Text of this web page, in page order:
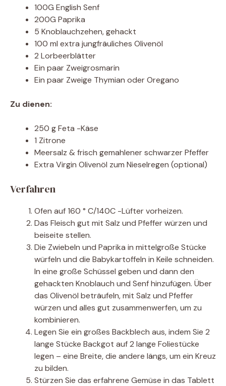
100G English Senf
200G Paprika
5 Knoblauchzehen, gehackt
100 ml extra jungfräuliches Olivenöl
2 Lorbeerblätter
Ein paar Zweigrosmarin
Ein paar Zweige Thymian oder Oregano
Zu dienen:
250 g Feta -Käse
1 Zitrone
Meersalz & frisch gemahlener schwarzer Pfeffer
Extra Virgin Olivenöl zum Nieselregen (optional)
Verfahren
Ofen auf 160 ° C/140C -Lüfter vorheizen.
Das Fleisch gut mit Salz und Pfeffer würzen und
beiseite stellen.
Die Zwiebeln und Paprika in mittelgroße Stücke
würfeln und die Babykartoffeln in Keile schneiden.
In eine große Schüssel geben und dann den
gehackten Knoblauch und Senf hinzufügen. Über
das Olivenöl beträufeln, mit Salz und Pfeffer
würzen und alles gut zusammenwerfen, um zu
kombinieren.
Legen Sie ein großes Backblech aus, indem Sie 2
lange Stücke Backgot auf 2 lange Foliestücke
legen – eine Breite, die andere längs, um ein Kreuz
zu bilden.
Stürzen Sie das erfahrene Gemüse in das Tablett